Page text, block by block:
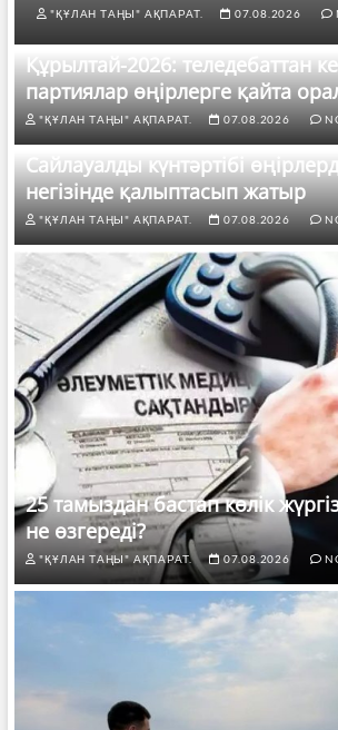
"ҚҰЛАН ТАҢЫ" АҚПАРАТ. 07.08.2026
Құрылтай-2026: теледебаттан
партиялар өңірлерге қайта
"ҚҰЛАН ТАҢЫ" АҚПАРАТ. 07.08.2026
Сайлауалды күнтәртібі
негізінде қалыптасып жатыр
"ҚҰЛАН ТАҢЫ" АҚПАРАТ. 07.08.2026
25 тамыздан бастап көлік
не өзгереді?
"ҚҰЛАН ТАҢЫ" АҚПАРАТ. 07.08.2026